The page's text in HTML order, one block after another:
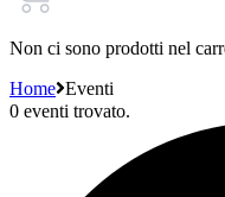
Non ci sono prodotti nel
Home Eventi
0 eventi trovato.